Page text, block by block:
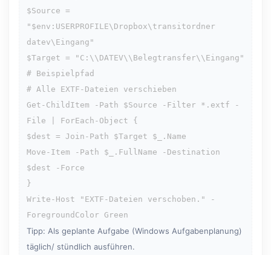
$Source =
"$env:USERPROFILE\Dropbox\transitordner
datev\Eingang"
$Target = "C:\\DATEV\\Belegtransfer\\Eingang"
# Beispielpfad
# Alle EXTF-Dateien verschieben
Get-ChildItem -Path $Source -Filter *.extf -
File | ForEach-Object {
$dest = Join-Path $Target $_.Name
Move-Item -Path $_.FullName -Destination
$dest -Force
}
Write-Host "EXTF-Dateien verschoben." -
Tipp: Als geplante Aufgabe (Windows Aufgabenplanung)
täglich/ stündlich ausführen.